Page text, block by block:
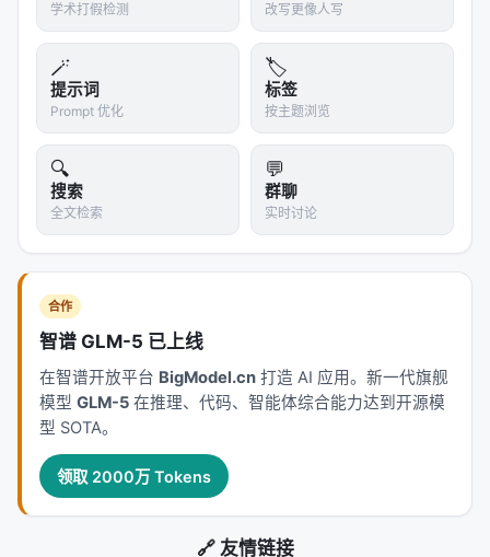
学术打假检测 改写更像人写
🪄
提示词
Prompt 优化
🏷️
标签
按主题浏览
🔍
搜索
全文检索
💬
群聊
实时讨论
合作
智谱 GLM-5 已上线
在智谱开放平台 BigModel.cn 打造 AI 应用。新一代旗舰
模型 GLM-5 在推理、代码、智能体综合能力达到开源模
型 SOTA。
领取 2000万 Tokens
🔗 友情链接